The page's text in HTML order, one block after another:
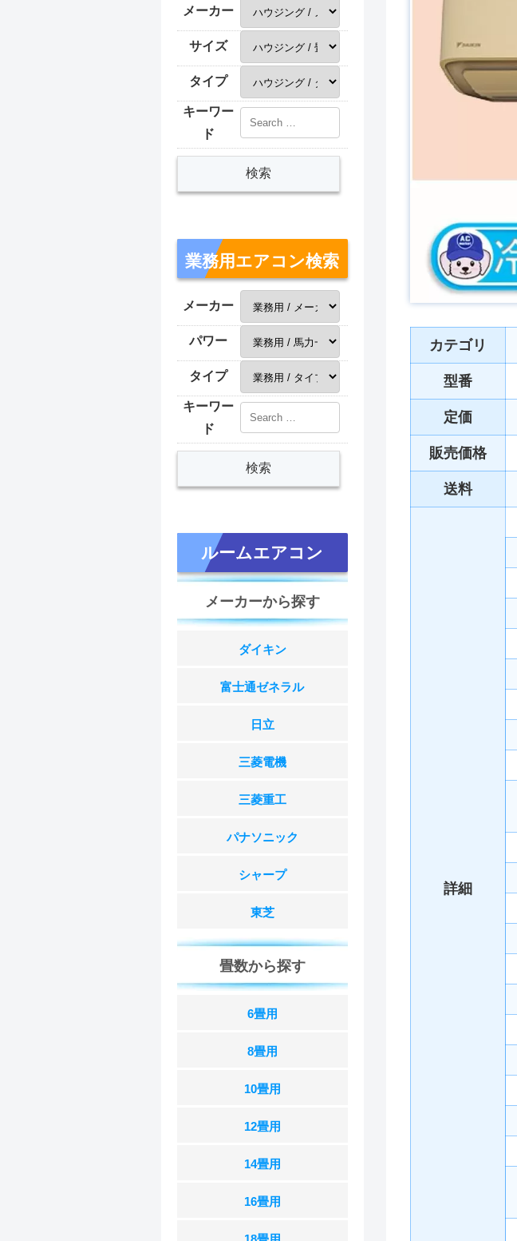
カテゴリ
型番
定価
販売価格
送料
詳細
メーカー
サイズ
タイプ
キーワー
ド
業務用エアコン検索
メーカー
パワー
タイプ
キーワー
ド
ルームエアコン
メーカーから探す
ダイキン
富士通ゼネラル
日立
三菱電機
三菱重工
パナソニック
シャープ
東芝
畳数から探す
6畳用
8畳用
10畳用
12畳用
14畳用
16畳用